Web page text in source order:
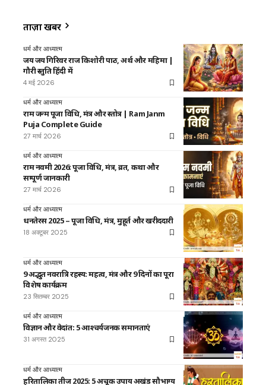
ताज़ा खबरें
धर्म और आध्यात्म
जय जय गिरिवर राज किशोरी पाठ, अर्थ और महिमा |
गौरी स्तुति हिंदी में
4 मई 2026
धर्म और आध्यात्म
राम जन्म पूजा विधि, मंत्र और स्तोत्र | Ram Janm
Puja Complete Guide
27 मार्च 2026
धर्म और आध्यात्म
राम नवमी 2026: पूजा विधि, मंत्र, व्रत, कथा और
सम्पूर्ण जानकारी
27 मार्च 2026
धर्म और आध्यात्म
धनतेरस 2025 – पूजा विधि, मंत्र, मुहूर्त और खरीददारी
18 अक्टूबर 2025
धर्म और आध्यात्म
9 अद्भुत नवरात्रि रहस्य: महत्व, मंत्र और 9 दिनों का पूरा
विशेष कार्यक्रम
23 सितम्बर 2025
धर्म और आध्यात्म
विज्ञान और वेदांत: 5 आश्चर्यजनक समानताएं
31 अगस्त 2025
धर्म और आध्यात्म
हरितालिका तीज 2025: 5 अचूक उपाय अखंड सौभाग्य